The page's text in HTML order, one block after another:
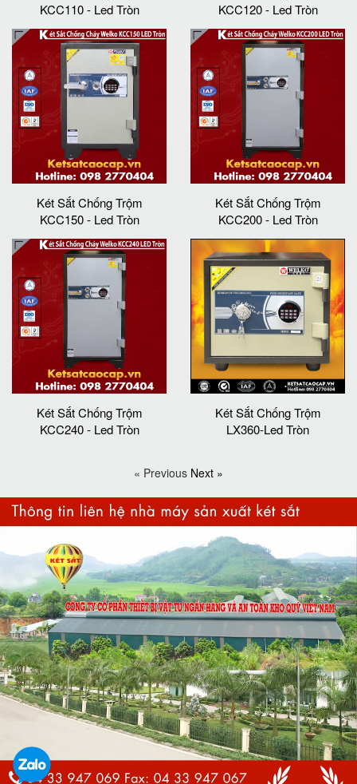
KCC110 - Led Tròn
KCC120 - Led Tròn
Két Sắt Chống Trộm
KCC150 - Led Tròn
Két Sắt Chống Trộm
KCC200 - Led Tròn
Két Sắt Chống Trộm
KCC240 - Led Tròn
Két Sắt Chống Trộm
LX360-Led Tròn
« Previous Next »